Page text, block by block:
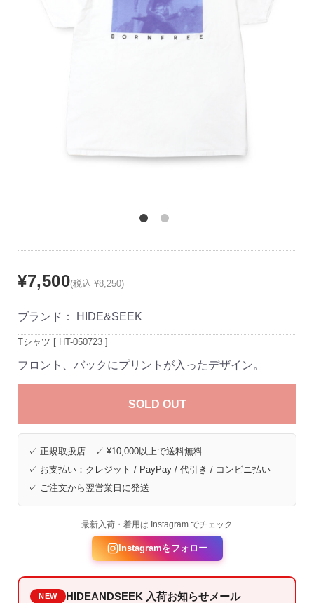
¥7,500(税込 ¥8,250)
ブランド： HIDE&SEEK
Tシャツ [ HT-050723 ]
フロント、バックにプリントが入ったデザイン。
SOLD OUT
✓ 正規取扱店 ✓ ¥10,000以上で送料無料
✓ お支払い：クレジット / PayPay / 代引き / コンビニ払い
✓ ご注文から翌営業日に発送
最新入荷・着用は Instagram でチェック
Instagramをフォロー
NEW HIDEANDSEEK 入荷お知らせメール